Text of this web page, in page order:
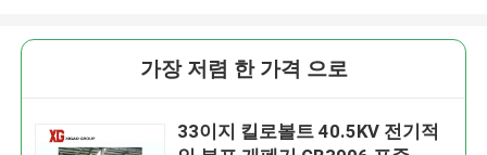
가장 저렴 한 가격 으로
33이지 킬로볼트 40.5KV 전기적